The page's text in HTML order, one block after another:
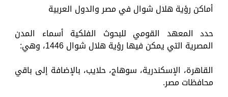
أماكن رؤية هلال شوال في مصر والدول العربية
حدد المعهد القومي للبحوث الفلكية أسماء المدن
المصرية التي يمكن فيها رؤية هلال شوال 1446، وهي:
القاهرة، الإسكندرية، سوهاج، حلايب، بالإضافة إلى باقي
محافظات مصر.